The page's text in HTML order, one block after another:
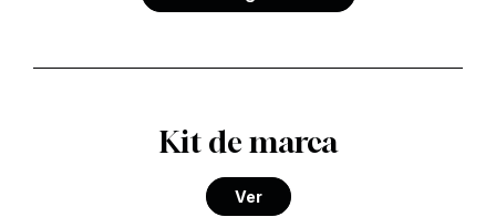
Kit de marca
Ver